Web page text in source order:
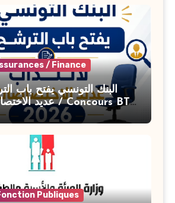
/ Finance
البنك التونسي يفتح باب
Tunisie 2026
Publiques